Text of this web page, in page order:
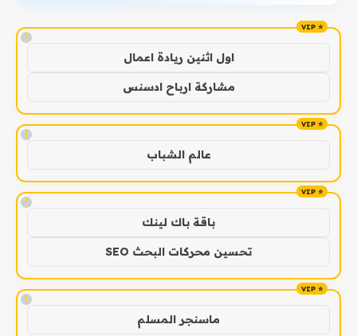
!
اول اثنين ريادة اعمال
مشاركة ارباح ادسنس
!
عالم الشباب
!
باقة باك لينك
تحسين محركات البحث SEO
!
ماسنجر المسلم